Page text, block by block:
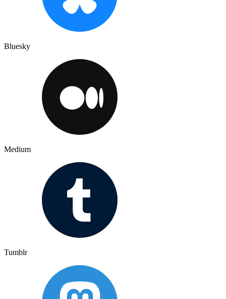
Bluesky
Medium
Tumblr